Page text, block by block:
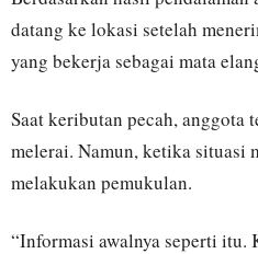
datang ke lokasi setelah
yang bekerja sebagai mata
Saat keributan pecah, anggota
melerai. Namun, ketika situasi
melakukan pemukulan.
“Informasi awalnya seperti itu.